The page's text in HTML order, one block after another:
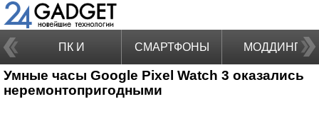
ПК И
НОУТБУКИ
СМАРТФОНЫ МОДДИНГ
Умные часы Google Pixel Watch 3 оказались
неремонтопригодными